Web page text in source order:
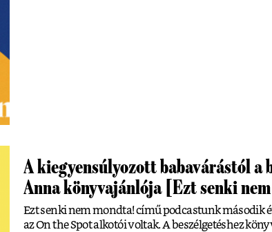
A kiegyensúlyozott babavárástól a
Anna könyvajánlója [Ezt senki
Ezt senki nem mondta! című podcastunk második
az On the Spot alkotói voltak. A beszélgetéshez